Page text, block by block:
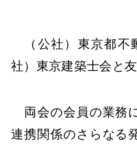
（公社）東京都不
社）東京建築士会と
両会の会員の業務
連携関係のさらなる